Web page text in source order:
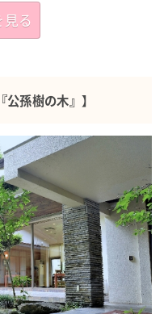
る
公孫樹の木』】